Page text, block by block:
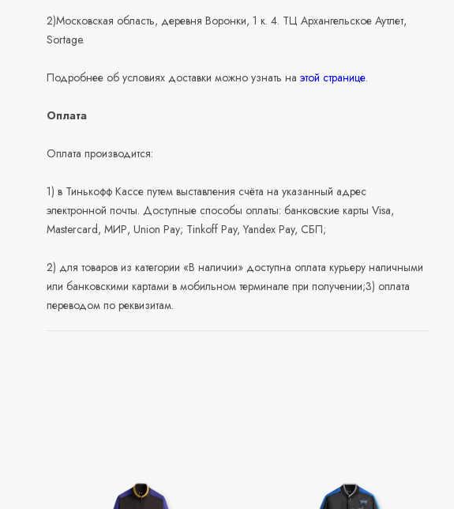
2)Московская область, деревня Воронки, 1 к. 4. ТЦ Архангельское Аутлет,
Sortage.
Подробнее об условиях доставки можно узнать наэтой странице.
Оплата
Оплата производится:
1) в Тинькофф Кассе путем выставления счёта на указанный адрес
электронной почты. Доступные способы оплаты: банковские карты Visa,
Mastercard, МИР, Union Pay; Tinkoff Pay, Yandex Pay, СБП;
2) для товаров из категории «В наличии» доступна оплата курьеру наличными
или банковскими картами в мобильном терминале при получении;3) оплата
переводом по реквизитам.